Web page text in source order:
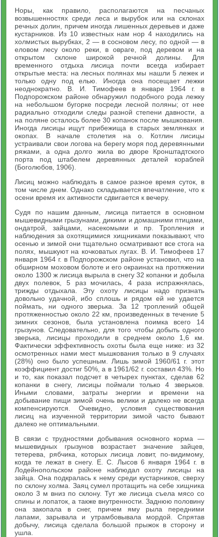
Норы, как правило, располагаются на песчаных
возвышенностях среди леса и вырубок или на склонах
речных долин, причем иногда лишенных деревьев и даже
кустарников. Из 10 известных нам нор 4 находились на
холмистых вырубках, 2 — в сосновом лесу, по одной — в
еловом лесу около реки, в овраге, под деревом и на
открытом склоне широкой речной долины. Для
временного отдыха лисица почти всегда избирает
открытые места: на лесных полянах мы нашли 5 лежек и
только одну под елью. Иногда она посещает лежки
неоднократно. В. И. Тимофеев в январе 1964 г. в
Подпорожском районе обнаружил подобного рода лежку
на небольшом бугорке посреди лесной поляны; от нее
радиально отходили следы разной степени давности, а
на поляне осталось более 30 копанок после мышкования.
Иногда лисицы ищут прибежища в старых землянках и
окопах. В начале столетия на о. Котлин лисицы
устраивали свои логова на берегу моря под деревянными
ряжами, а одна долго жила во дворе Кронштадтского
порта под штабелем деревянных деталей кораблей
(Боголюбов, 1906).
Лисиц можно наблюдать в самое разное время суток, в
том числе днем. Однако складывается впечатление, что к
осени время их активности сдвигается к вечеру.
Судя по нашим данным, лисица питается в основном
мышевидными грызунами, дикими и домашними птицами,
ондатрой, зайцами, насекомыми и пр. Тропления и
наблюдения за охотящимися хищниками показывают, что
осенью и зимой они тщательно осматривают все стога на
полях, мышкуют на кочковатых лугах. В. И. Тимофеев 17
января 1964 г. в Подпорожском районе установил, что на
обширном моховом болоте и его окраинах на протяжении
около 1300 ж лисица вырыла в снегу 32 копанки и добыла
двух полевок, 5 раз мочилась, 4 раза испражнялась,
трижды отдыхала. Эту охоту лисицы надо признать
довольно удачной, ибо сплошь и рядом ей не удается
поймать, ни одного зверька. За 12 троплений общей
протяженностью около 22 км, произведенных в течение 5
зимних сезонов, была установлена поимка всего 14
грызунов. Следовательно, для того чтобы добыть одного
зверька, лисицы проходили в среднем около 1,6 км.
Фактически эффективность охоты была еще ниже: из 32
осмотренных нами мест мышкования только в 9 случаях
(28%) оно было успешным. Лишь зимой 1960/61 г. этот
коэффициент достиг 50%, а в 1961/62 г. составил 43%. Но
и то, как показал подсчет в четырех пунктах, сделав 62
копанки в снегу, лисицы поймали только 4 зверьков.
Иными словами, затраты энергии и времени на
добывание пищи зимой очень велики и далеко не всегда
компенсируются. Очевидно, условия существования
лисиц на изученной территории зимой часто бывают
далеко не оптимальными.
В связи с трудностями добывания основного корма —
мышевидных грызунов возрастает значение зайцев,
тетерева, рябчика, которых лисица ловит, по-видимому,
когда те лежат в снегу. Е. С. Лысов 6 января 1964 г. в
Лодейнопольском районе наблюдал охоту лисицы на
зайца. Она подкралась к нему среди кустарников, сверху
по склону холма. Заяц сумел протащить на себе хищника
около 3 м вниз по склону. Тут же лисица съела мясо со
спины и лопаток, а также внутренности. Заднюю половину
она закопала в снег, причем яму рыла передними
лапами, зарывала и утрамбовывала мордой. Спрятав
добычу, лисица сделала большой прыжок в сторону и
ушла.